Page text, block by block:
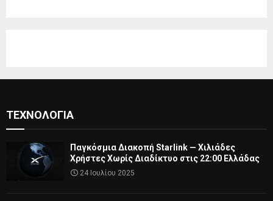
ΤΕΧΝΟΛΟΓΊΑ
Παγκόσμια Διακοπή Starlink — Χιλιάδες
Χρήστες Χωρίς Διαδίκτυο στις 22:00 Ελλάδας
24 Ιουλίου 2025